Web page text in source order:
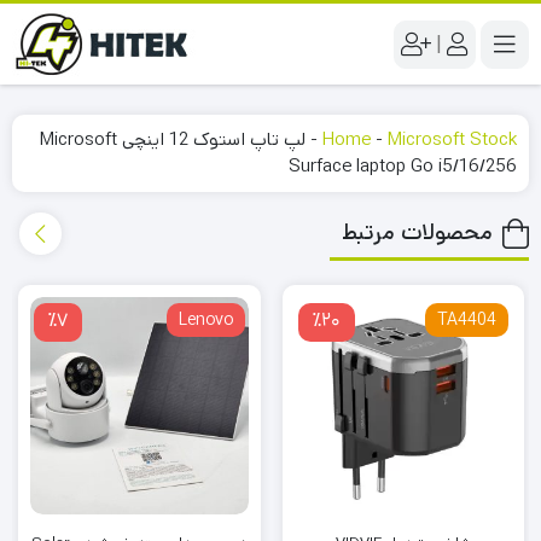
|
Home - Microsoft Stock
-
لپ تاپ استوک 12 اینچی Microsoft
Surface laptop Go i5/16/256
محصولات مرتبط
٪20 TA4404 ٪7 Lenovo